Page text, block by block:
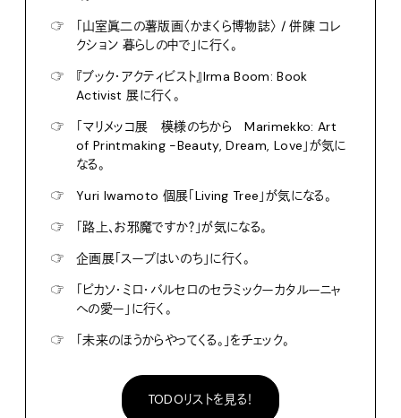
☞
「山室眞二の薯版画〈かまくら博物誌〉 / 併陳 コレ
クション 暮らしの中で」に行く。
☞
『ブック・アクティビスト』Irma Boom: Book
Activist 展に行く。
☞
「マリメッコ展 模様のちから Marimekko: Art
of Printmaking -Beauty, Dream, Love」が気に
なる。
☞
Yuri Iwamoto 個展「Living Tree」が気になる。
☞
「路上、お邪魔ですか？」が気になる。
☞
企画展「スープはいのち」に行く。
☞
「ピカソ・ミロ・バルセロのセラミックーカタルーニャ
への愛ー」に行く。
☞
「未来のほうからやってくる。」をチェック。
TODOリストを見る！